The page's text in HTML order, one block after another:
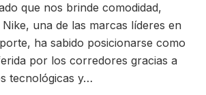
que nos brinde comodidad,
una de las marcas líderes en
ha sabido posicionarse como
por los corredores gracias a
tecnológicas y…